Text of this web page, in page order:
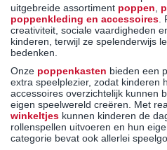
uitgebreide assortiment poppen,
poppenkleding en accessoires.
creativiteit, sociale vaardigheden
kinderen, terwijl ze spelenderwijs
bedenken.
Onze poppenkasten bieden een
extra speelplezier, zodat kinderen
accessoires overzichtelijk kunnen
eigen speelwereld creëren. Met
winkeltjes kunnen kinderen de
rollenspellen uitvoeren en hun
categorie bevat ook allerlei